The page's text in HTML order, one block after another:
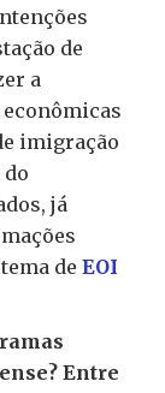
de
a
imigração
já
de EOI
Entre